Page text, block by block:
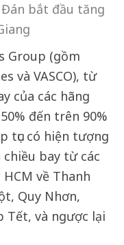
bắt đầu tăng
Group (gồm
và VASCO), từ
của các hãng
đến trên 90%
tục có hiện tượng
bay từ các
về Thanh
Quy Nhơn,
Tết, và ngược lại